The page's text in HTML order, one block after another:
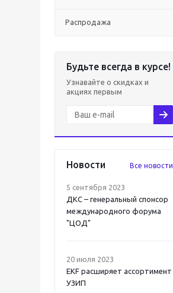
Распродажа
Будьте всегда в курсе!
Узнавайте о скидках и
акциях первым
Новости Все новости
5 сентября 2023
ДКС – генеральный спонсор
международного форума
"ЦОД"
20 июля 2023
EKF расширяет ассортимент
УЗИП